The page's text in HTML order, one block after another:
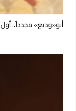
أبو«وديع» مجدداً..